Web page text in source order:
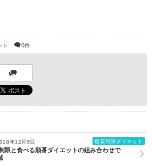
ト 0件
年12月5日 糖質制限ダイエット
限と食べる順番ダイエットの組み合わせで